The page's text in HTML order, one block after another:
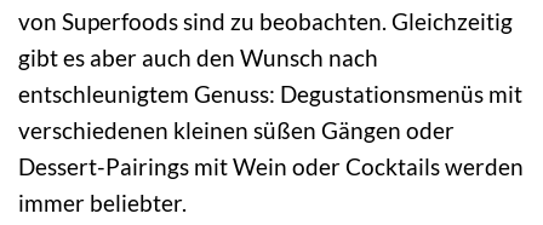
von Superfoods sind zu beobachten. Gleichzeitig
gibt es aber auch den Wunsch nach
entschleunigtem Genuss: Degustationsmenüs mit
verschiedenen kleinen süßen Gängen oder
Dessert-Pairings mit Wein oder Cocktails werden
immer beliebter.